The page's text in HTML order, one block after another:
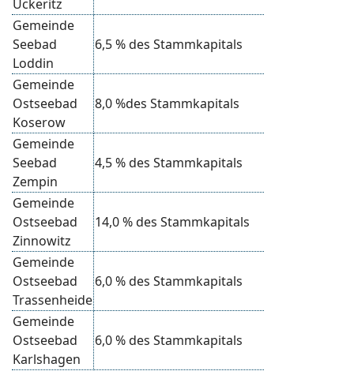
Ückeritz
Gemeinde
Seebad
Loddin
6,5 % des Stammkapitals
Gemeinde
Ostseebad
Koserow
8,0 %des Stammkapitals
Gemeinde
Seebad
Zempin
4,5 % des Stammkapitals
Gemeinde
Ostseebad
Zinnowitz
14,0 % des Stammkapitals
Gemeinde
Ostseebad
Trassenheide
6,0 % des Stammkapitals
Gemeinde
Ostseebad
Karlshagen
6,0 % des Stammkapitals